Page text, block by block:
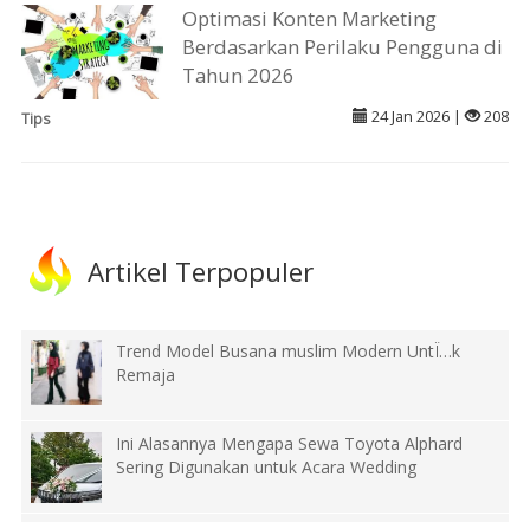
Optimasi Konten Marketing
Berdasarkan Perilaku Pengguna di
Tahun 2026
Tips 24 Jan 2026 | 208
Artikel Terpopuler
Trend Model Busana muslim Modern UntÏ…k
Remaja
Ini Alasannya Mengapa Sewa Toyota Alphard
Sering Digunakan untuk Acara Wedding